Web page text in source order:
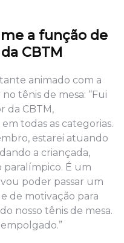
a função de
CBTM
animado com a
tênis de mesa: “Fui
da CBTM,
todas as categorias.
estarei atuando
a criançada,
É um
poder passar um
de motivação para
nosso tênis de mesa.